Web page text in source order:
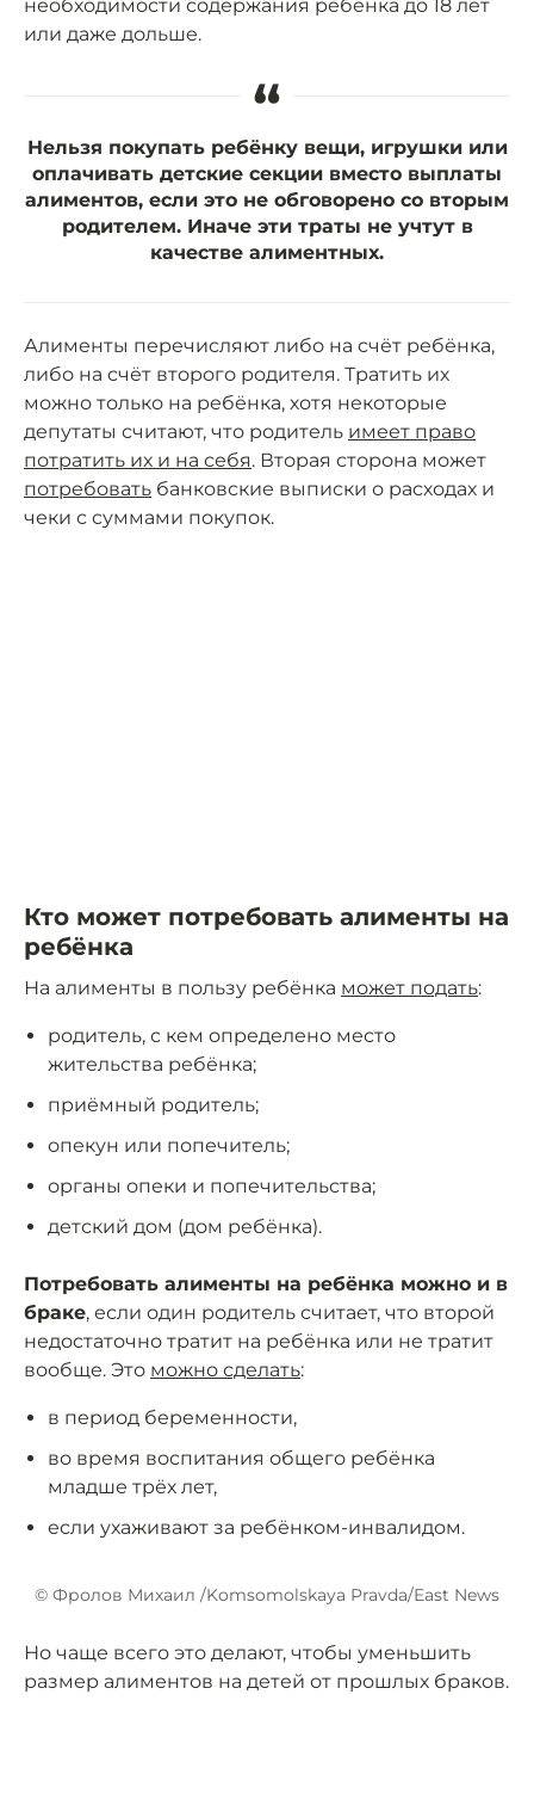
необходимости содержания ребёнка до 18 лет
или даже дольше.
“
Нельзя покупать ребёнку вещи, игрушки или
оплачивать детские секции вместо выплаты
алиментов, если это не обговорено со вторым
родителем. Иначе эти траты не учтут в
качестве алиментных.
Алименты перечисляют либо на счёт ребёнка,
либо на счёт второго родителя. Тратить их
можно только на ребёнка, хотя некоторые
депутаты считают, что родитель имеет право
потратить их и на себя. Вторая сторона может
потребовать банковские выписки о расходах и
чеки с суммами покупок.
Кто может потребовать алименты на
ребёнка
На алименты в пользу ребёнка может подать:
родитель, с кем определено место
жительства ребёнка;
приёмный родитель;
опекун или попечитель;
органы опеки и попечительства;
детский дом (дом ребёнка).
Потребовать алименты на ребёнка можно и в
браке, если один родитель считает, что второй
недостаточно тратит на ребёнка или не тратит
вообще. Это можно сделать:
в период беременности,
во время воспитания общего ребёнка
младше трёх лет,
если ухаживают за ребёнком-инвалидом.
© Фролов Михаил /Komsomolskaya Pravda/East News
Но чаще всего это делают, чтобы уменьшить
размер алиментов на детей от прошлых браков.